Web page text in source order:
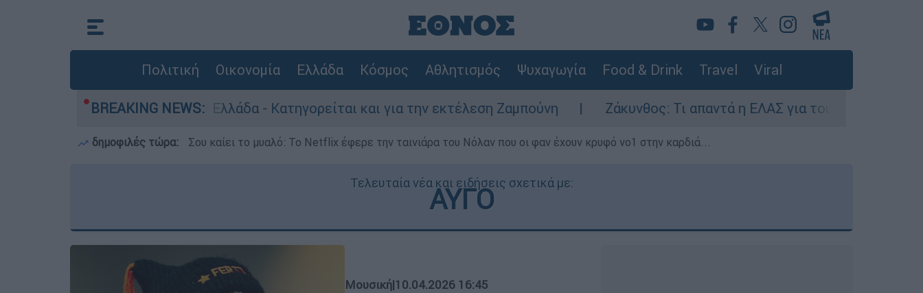
Πολιτική Οικονομία Ελλάδα Κόσμος Αθλητισμός Ψυχαγωγία Food & Drink Travel Viral
BREAKING NEWS:
στην Ελλάδα - Κατηγορείται και για την εκτέλεση Ζαμπούνη Ζάκυνθος: Τι απαντά η ΕΛΑΣ για τους 8 βιασμούς τουριστριών
δημοφιλές τώρα: Σου καίει το μυαλό: Το Netflix έφερε την ταινιάρα του Νόλαν που οι φαν έχουν κρυφό νο1 στην καρδιά...
Τελευταία νέα και ειδήσεις σχετικά με:
ΑΥΓΟ
Μουσική|10.04.2026 16:45